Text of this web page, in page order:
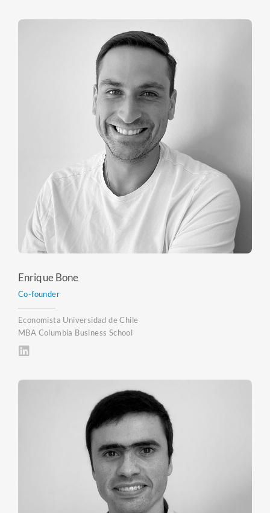
Enrique Bone
Co-founder
Economista Universidad de Chile
MBA Columbia Business School